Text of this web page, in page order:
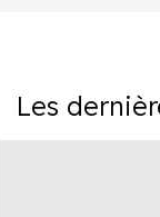
Les